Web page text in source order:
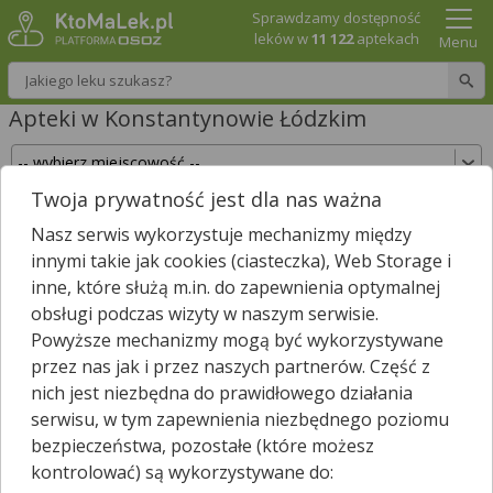
Wpisz nazwę leku
Sprawdzamy dostępność
leków w11 122aptekach Menu
Apteki w Konstantynowie Łódzkim
Sprawdź, które apteki w Konstantynowie
Łódzkim posiadają Twój lek i zarezerwuj go już
teraz!
Wpisz nazwę leku
W Konstantynowie Łódzkim jest 6
aptek.
Wybierz typ aptek
Twoja prywatność jest dla nas ważna
Nasz serwis wykorzystuje mechanizmy między
innymi takie jak cookies (ciasteczka), Web Storage i
inne, które służą m.in. do zapewnienia optymalnej
obsługi podczas wizyty w naszym serwisie.
Powyższe mechanizmy mogą być wykorzystywane
przez nas jak i przez naszych partnerów. Część z
nich jest niezbędna do prawidłowego działania
serwisu, w tym zapewnienia niezbędnego poziomu
bezpieczeństwa, pozostałe (które możesz
kontrolować) są wykorzystywane do: